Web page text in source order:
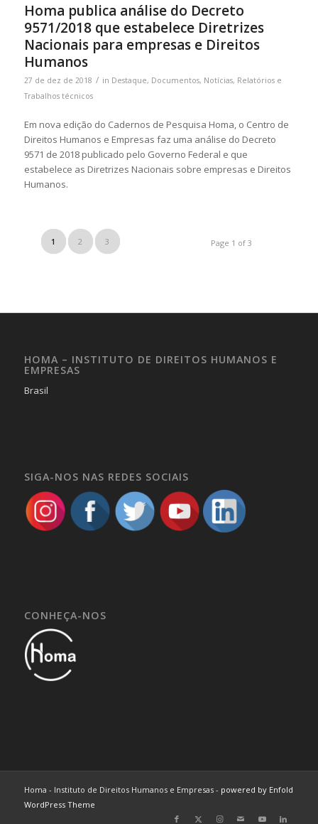
Homa publica análise do Decreto
9571/2018 que estabelece Diretrizes
Nacionais para empresas e Direitos
Humanos
27 de dez de 2018 / in Destaque, Documentos, Notícias, Relatórios e
Trabalhos técnicos
Em nova edição do Cadernos de Pesquisa Homa, o Centro de
Direitos Humanos e Empresas faz uma análise do Decreto
9571 de 2018 publicado pelo Governo Federal e que
estabelece as Diretrizes Nacionais sobre empresas e Direitos
Humanos.
Page 1 of 3
1 2 3
HOMA – INSTITUTO DE DIREITOS HUMANOS E
EMPRESAS
Brasil
SIGA-NOS NAS REDES SOCIAIS
CONHEÇA-NOS
Homa - Instituto de Direitos Humanos e Empresas - powered by Enfold
WordPress Theme